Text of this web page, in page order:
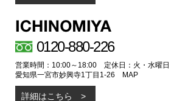
0120-880-226
営業時間：10:00～18:00 定休日：火・水曜日
愛知県一宮市妙興寺1丁目1-26
MAP
詳細はこちら